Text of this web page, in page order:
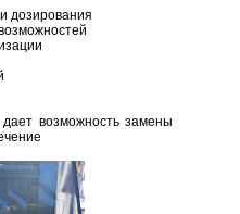
дозирования
дает возможность замены